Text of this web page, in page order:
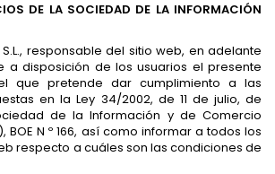
DE LA SOCIEDAD DE LA INFORMACIÓN
S.L., responsable del sitio web, en adelante
a disposición de los usuarios el presente
que pretende dar cumplimiento a las
en la Ley 34/2002, de 11 de julio, de
de la Información y de Comercio
BOE N º 166, así como informar a todos los
respecto a cuáles son las condiciones de